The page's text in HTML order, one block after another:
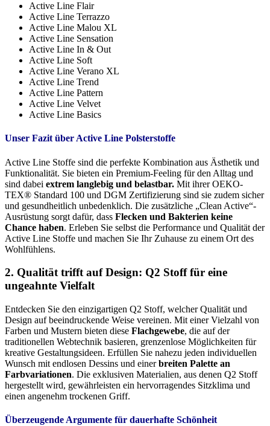
Active Line Flair
Active Line Terrazzo
Active Line Malou XL
Active Line Sensation
Active Line In & Out
Active Line Soft
Active Line Verano XL
Active Line Trend
Active Line Pattern
Active Line Velvet
Active Line Basics
Unser Fazit über Active Line Polsterstoffe
Active Line Stoffe sind die perfekte Kombination aus Ästhetik und
Funktionalität. Sie bieten ein Premium-Feeling für den Alltag und
sind dabei extrem langlebig und belastbar. Mit ihrer OEKO-
TEX® Standard 100 und DGM Zertifizierung sind sie zudem sicher
und gesundheitlich unbedenklich. Die zusätzliche „Clean Active“-
Ausrüstung sorgt dafür, dass Flecken und Bakterien keine
Chance haben. Erleben Sie selbst die Performance und Qualität der
Active Line Stoffe und machen Sie Ihr Zuhause zu einem Ort des
Wohlfühlens.
2. Qualität trifft auf Design: Q2 Stoff für eine
ungeahnte Vielfalt
Entdecken Sie den einzigartigen Q2 Stoff, welcher Qualität und
Design auf beeindruckende Weise vereinen. Mit einer Vielzahl von
Farben und Mustern bieten diese Flachgewebe, die auf der
traditionellen Webtechnik basieren, grenzenlose Möglichkeiten für
kreative Gestaltungsideen. Erfüllen Sie nahezu jeden individuellen
Wunsch mit endlosen Dessins und einerbreiten Palette an
Farbvariationen. Die exklusiven Materialien, aus denen Q2 Stoff
hergestellt wird, gewährleisten ein hervorragendes Sitzklima und
einen angenehm trockenen Griff.
Überzeugende Argumente für dauerhafte Schönheit